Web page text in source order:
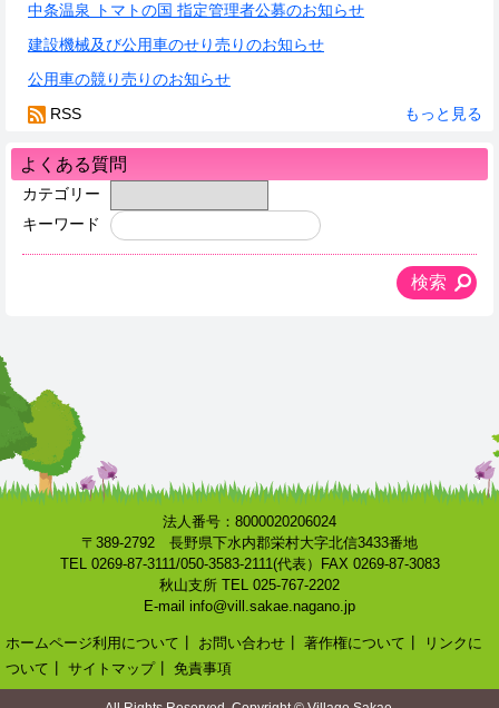
中条温泉 トマトの国 指定管理者公募のお知らせ
建設機械及び公用車のせり売りのお知らせ
公用車の競り売りのお知らせ
もっと見る
RSS
よくある質問
カテゴリー
キーワード
法人番号：8000020206024
〒389-2792 長野県下水内郡栄村大字北信3433番地
TEL 0269-87-3111/050-3583-2111(代表）FAX 0269-87-3083
秋山支所 TEL 025-767-2202
E-mail info@vill.sakae.nagano.jp
ホームページ利用について お問い合わせ 著作権について
リンクに
ついて
サイトマップ 免責事項